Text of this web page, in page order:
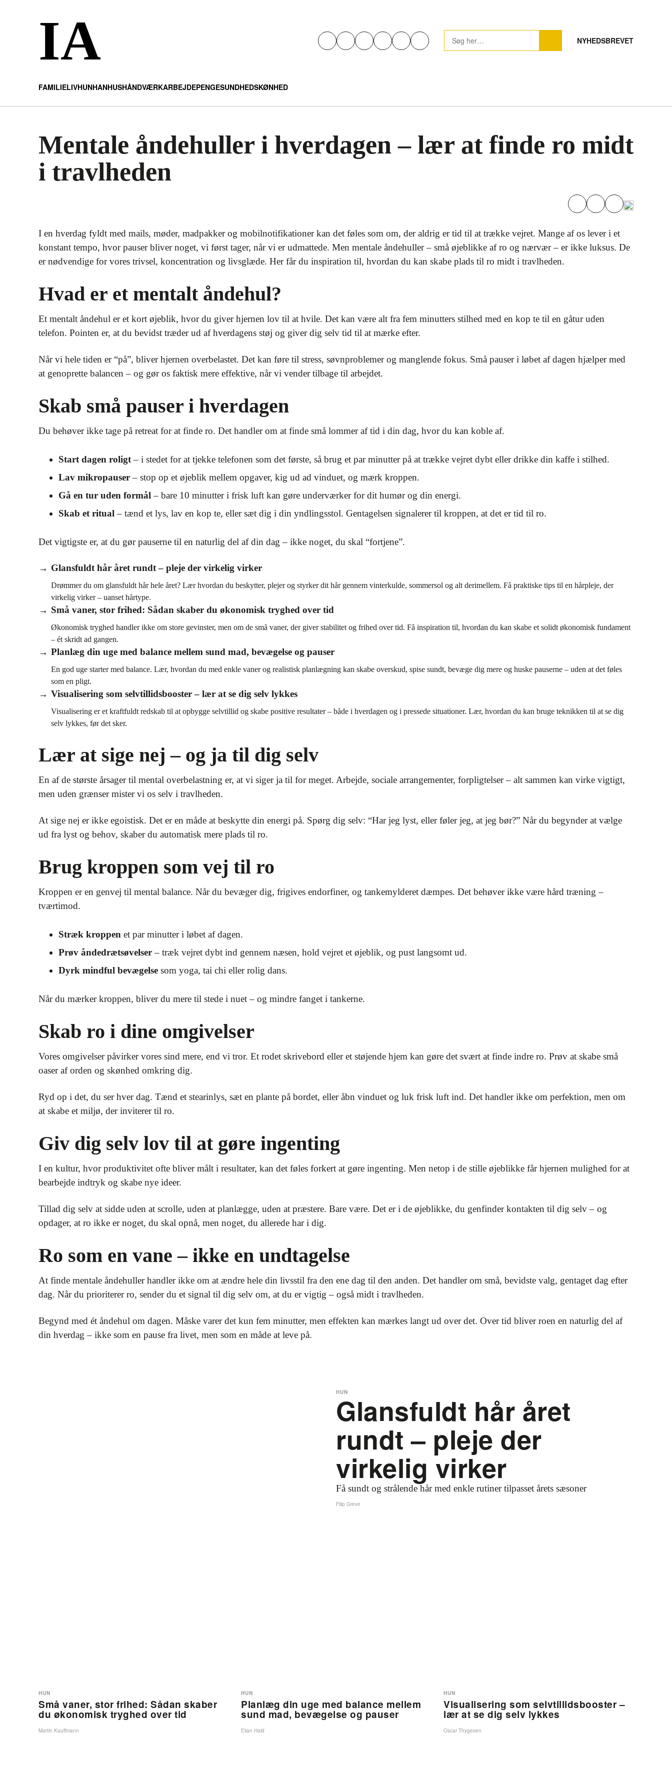
IA NYHEDSBREVET
FAMILIELIVHUNHANHUSHÅNDVÆRKARBEJDEPENGESUNDHEDSKØNHED
Mentale åndehuller i hverdagen – lær at finde ro midt
i travlheden
I en hverdag fyldt med mails, møder, madpakker og mobilnotifikationer kan det føles som om, der aldrig er tid til at trække vejret. Mange af os lever i et
konstant tempo, hvor pauser bliver noget, vi først tager, når vi er udmattede. Men mentale åndehuller – små øjeblikke af ro og nærvær – er ikke luksus. De
er nødvendige for vores trivsel, koncentration og livsglæde. Her får du inspiration til, hvordan du kan skabe plads til ro midt i travlheden.
Hvad er et mentalt åndehul?
Et mentalt åndehul er et kort øjeblik, hvor du giver hjernen lov til at hvile. Det kan være alt fra fem minutters stilhed med en kop te til en gåtur uden
telefon. Pointen er, at du bevidst træder ud af hverdagens støj og giver dig selv tid til at mærke efter.
Når vi hele tiden er “på”, bliver hjernen overbelastet. Det kan føre til stress, søvnproblemer og manglende fokus. Små pauser i løbet af dagen hjælper med
at genoprette balancen – og gør os faktisk mere effektive, når vi vender tilbage til arbejdet.
Skab små pauser i hverdagen
Du behøver ikke tage på retreat for at finde ro. Det handler om at finde små lommer af tid i din dag, hvor du kan koble af.
Start dagen roligt– i stedet for at tjekke telefonen som det første, så brug et par minutter på at trække vejret dybt eller drikke din kaffe i stilhed.
Lav mikropauser– stop op et øjeblik mellem opgaver, kig ud ad vinduet, og mærk kroppen.
Gå en tur uden formål – bare 10 minutter i frisk luft kan gøre underværker for dit humør og din energi.
Skab et ritual – tænd et lys, lav en kop te, eller sæt dig i din yndlingsstol. Gentagelsen signalerer til kroppen, at det er tid til ro.
Det vigtigste er, at du gør pauserne til en naturlig del af din dag – ikke noget, du skal “fortjene”.
Glansfuldt hår året rundt – pleje der virkelig virker
Drømmer du om glansfuldt hår hele året? Lær hvordan du beskytter, plejer og styrker dit hår gennem vinterkulde, sommersol og alt derimellem. Få praktiske tips til en hårpleje, der
virkelig virker – uanset hårtype.
Små vaner, stor frihed: Sådan skaber du økonomisk tryghed over tid
Økonomisk tryghed handler ikke om store gevinster, men om de små vaner, der giver stabilitet og frihed over tid. Få inspiration til, hvordan du kan skabe et solidt økonomisk fundament
– ét skridt ad gangen.
Planlæg din uge med balance mellem sund mad, bevægelse og pauser
En god uge starter med balance. Lær, hvordan du med enkle vaner og realistisk planlægning kan skabe overskud, spise sundt, bevæge dig mere og huske pauserne – uden at det føles
som en pligt.
Visualisering som selvtillidsbooster – lær at se dig selv lykkes
Visualisering er et kraftfuldt redskab til at opbygge selvtillid og skabe positive resultater – både i hverdagen og i pressede situationer. Lær, hvordan du kan bruge teknikken til at se dig
selv lykkes, før det sker.
Lær at sige nej – og ja til dig selv
En af de største årsager til mental overbelastning er, at vi siger ja til for meget. Arbejde, sociale arrangementer, forpligtelser – alt sammen kan virke vigtigt,
men uden grænser mister vi os selv i travlheden.
At sige nej er ikke egoistisk. Det er en måde at beskytte din energi på. Spørg dig selv: “Har jeg lyst, eller føler jeg, at jeg bør?” Når du begynder at vælge
ud fra lyst og behov, skaber du automatisk mere plads til ro.
Brug kroppen som vej til ro
Kroppen er en genvej til mental balance. Når du bevæger dig, frigives endorfiner, og tankemylderet dæmpes. Det behøver ikke være hård træning –
tværtimod.
Stræk kroppen et par minutter i løbet af dagen.
Prøv åndedrætsøvelser– træk vejret dybt ind gennem næsen, hold vejret et øjeblik, og pust langsomt ud.
Dyrk mindful bevægelse som yoga, tai chi eller rolig dans.
Når du mærker kroppen, bliver du mere til stede i nuet – og mindre fanget i tankerne.
Skab ro i dine omgivelser
Vores omgivelser påvirker vores sind mere, end vi tror. Et rodet skrivebord eller et støjende hjem kan gøre det svært at finde indre ro. Prøv at skabe små
oaser af orden og skønhed omkring dig.
Ryd op i det, du ser hver dag. Tænd et stearinlys, sæt en plante på bordet, eller åbn vinduet og luk frisk luft ind. Det handler ikke om perfektion, men om
at skabe et miljø, der inviterer til ro.
Giv dig selv lov til at gøre ingenting
I en kultur, hvor produktivitet ofte bliver målt i resultater, kan det føles forkert at gøre ingenting. Men netop i de stille øjeblikke får hjernen mulighed for at
bearbejde indtryk og skabe nye ideer.
Tillad dig selv at sidde uden at scrolle, uden at planlægge, uden at præstere. Bare være. Det er i de øjeblikke, du genfinder kontakten til dig selv – og
opdager, at ro ikke er noget, du skal opnå, men noget, du allerede har i dig.
Ro som en vane – ikke en undtagelse
At finde mentale åndehuller handler ikke om at ændre hele din livsstil fra den ene dag til den anden. Det handler om små, bevidste valg, gentaget dag efter
dag. Når du prioriterer ro, sender du et signal til dig selv om, at du er vigtig – også midt i travlheden.
Begynd med ét åndehul om dagen. Måske varer det kun fem minutter, men effekten kan mærkes langt ud over det. Over tid bliver roen en naturlig del af
din hverdag – ikke som en pause fra livet, men som en måde at leve på.
Glansfuldt hår året
rundt – pleje der
virkelig virker
Få sundt og strålende hår med enkle rutiner tilpasset årets sæsoner
HUN
Filip Greve
Små vaner, stor frihed: Sådan skaber
du økonomisk tryghed over tid
HUN
Martin Kauffmann
Planlæg din uge med balance mellem
sund mad, bevægelse og pauser
HUN
Elian Hald
Visualisering som selvtillidsbooster –
lær at se dig selv lykkes
HUN
Oscar Thygesen